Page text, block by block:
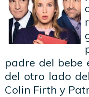
padre del bebe
del otro lado
Colin Firth y